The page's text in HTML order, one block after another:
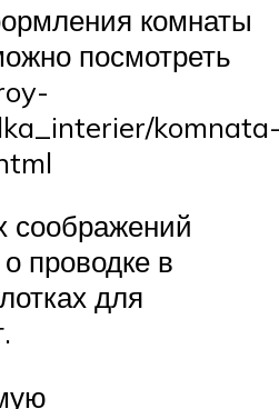
комнаты
посмотреть
соображений
проводке в
для